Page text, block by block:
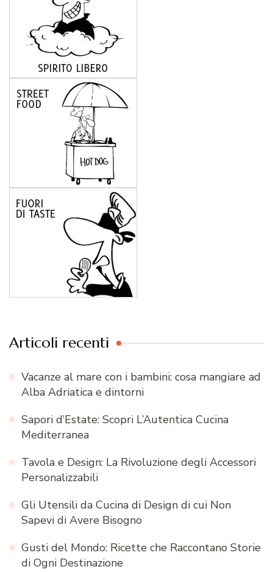
Articoli recenti
Vacanze al mare con i bambini: cosa mangiare ad
Alba Adriatica e dintorni
Sapori d’Estate: Scopri L’Autentica Cucina
Mediterranea
Tavola e Design: La Rivoluzione degli Accessori
Personalizzabili
Gli Utensili da Cucina di Design di cui Non
Sapevi di Avere Bisogno
Gusti del Mondo: Ricette che Raccontano Storie
di Ogni Destinazione